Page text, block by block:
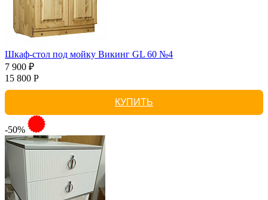
Шкаф-стол под мойку Викинг GL 60 №4
7 900 ₽
15 800 Р
КУПИТЬ
-50%